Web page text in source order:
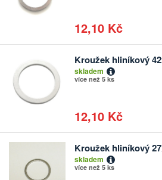
12,10 Kč
Kroužek hliníkový
skladem
více než 5 ks
12,10 Kč
Počet
kusů
Kroužek hliníkový
skladem
více než 5 ks
Počet
kusů